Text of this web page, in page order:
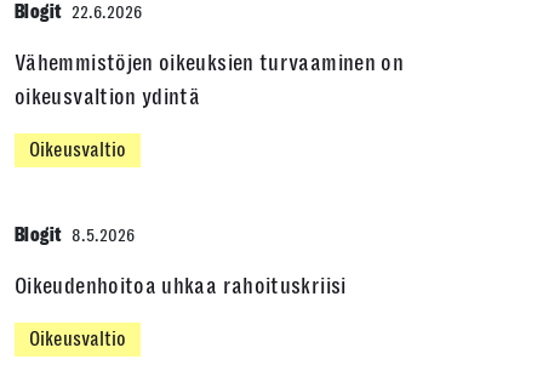
Blogit 22.6.2026
Vähemmistöjen oikeuksien turvaaminen on
oikeusvaltion ydintä
Oikeusvaltio
Blogit 8.5.2026
Oikeudenhoitoa uhkaa rahoituskriisi
Oikeusvaltio